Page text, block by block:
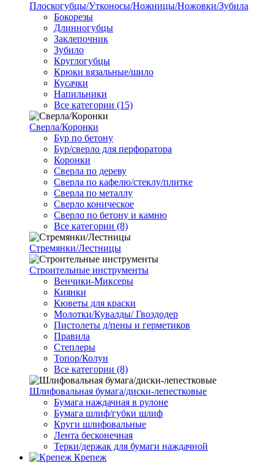
Плоскогубцы/Утконосы/Ножницы/Ножовки/Зубила
Бокорезы
Длинногубцы
Заклепочник
Зубило
Круглогубцы
Крюки вязальные/шило
Кусачки
Напильники
Все категории (15)
Сверла/Коронки
Бур по бетону
Бур/сверло для перфоратора
Коронки
Сверла по дереву
Сверла по кафелю/стеклу/плитке
Сверла по металлу
Сверло коническое
Сверло по бетону и камню
Все категории (8)
Стремянки/Лестницы
Строительные инструменты
Венчики-Миксеры
Киянки
Кюветы для краски
Молотки/Кувалды/ Гвоздодер
Пистолеты д/пены и герметиков
Правила
Степлеры
Топор/Колун
Все категории (8)
Шлифовальная бумага/диски-лепестковые
Бумага наждачная в рулоне
Бумага шлиф/губки шлиф
Круги шлифовальные
Лента бесконечная
Терки/держак для бумаги наждачной
Крепеж